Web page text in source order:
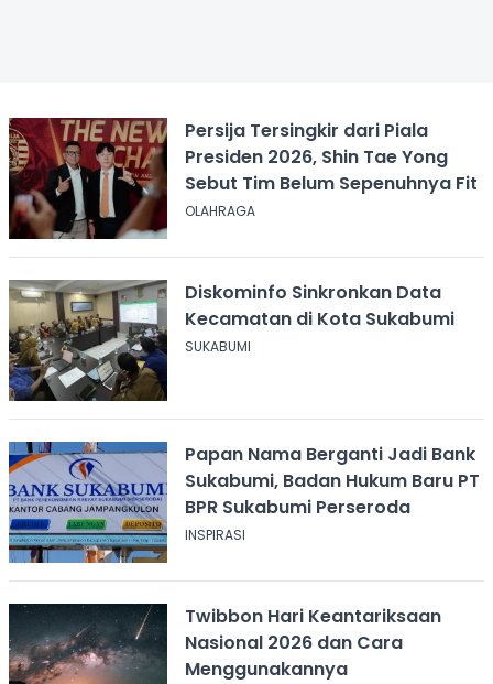
Persija Tersingkir dari Piala
Presiden 2026, Shin Tae Yong
Sebut Tim Belum Sepenuhnya Fit
OLAHRAGA
Diskominfo Sinkronkan Data
Kecamatan di Kota Sukabumi
SUKABUMI
Papan Nama Berganti Jadi Bank
Sukabumi, Badan Hukum Baru PT
BPR Sukabumi Perseroda
INSPIRASI
Twibbon Hari Keantariksaan
Nasional 2026 dan Cara
Menggunakannya